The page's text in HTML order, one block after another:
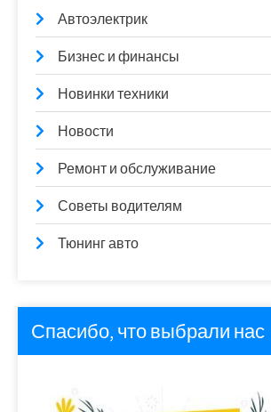
Автоэлектрик
Бизнес и финансы
Новинки техники
Новости
Ремонт и обслуживание
Советы водителям
Тюнинг авто
Спасибо, что выбрали нас